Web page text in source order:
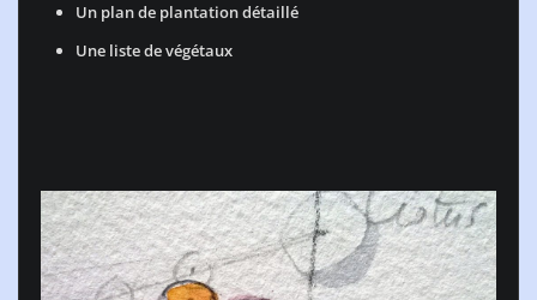
Un plan de plantation détaillé
Une liste de végétaux